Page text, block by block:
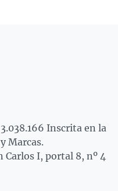
Inscrita en la
Marcas.
Carlos I, portal 8, nº 4